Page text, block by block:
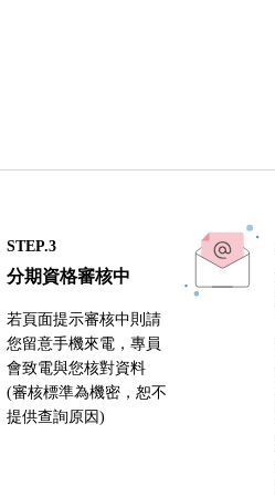
STEP.3
分期資格審核中
若頁面提示審核中則請
您留意手機來電，專員
會致電與您核對資料
(審核標準為機密，恕不
提供查詢原因)